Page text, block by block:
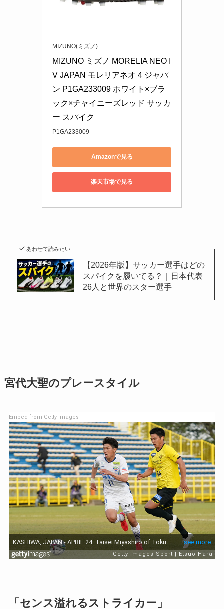
MIZUNO(ミズノ)
MIZUNO ミズノ MORELIA NEO I
V JAPAN モレリアネオ 4 ジャパ
ン P1GA233009 ホワイト×ブラ
ック×チャイニーズレッド サッカ
ー スパイク
P1GA233009
Amazonで見る
楽天市場で見る
あわせて読みたい
【2026年版】サッカー選手はどの
スパイクを履いてる？｜日本代表
26人と世界のスター選手
宮代大聖のプレースタイル
Embed from Getty Images
「センス溢れるストライカー」